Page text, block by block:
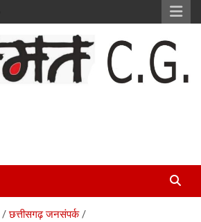
छत्तीसगढ़ जनसंपर्क